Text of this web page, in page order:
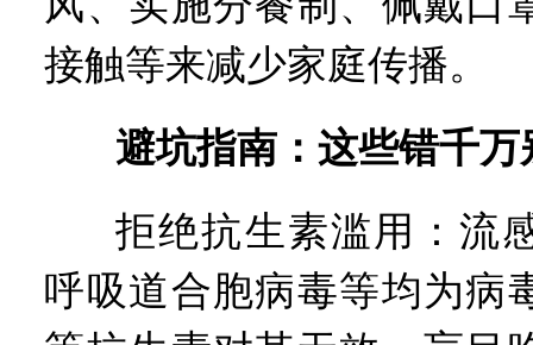
接触等来减少家庭传播。
避坑指南：这些错千万
拒绝抗生素滥用：流
呼吸道合胞病毒等均为病